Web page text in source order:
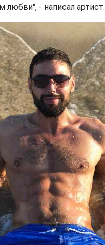
любви", - написал артист.